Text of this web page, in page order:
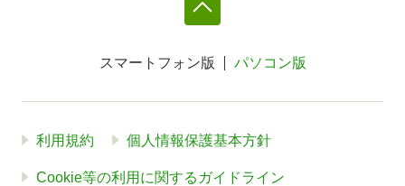
スマートフォン版 パソコン版
利用規約 個人情報保護基本方針
Cookie等の利用に関するガイドライン